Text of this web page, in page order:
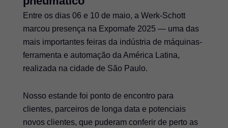
Entre os dias 06 e 10 de maio, a Werk-Schott
marcou presença na Expomafe 2025 — uma das
mais importantes feiras da indústria de máquinas-
ferramenta e automação da América Latina,
realizada na cidade de São Paulo.
Nosso estande foi ponto de encontro para
clientes, parceiros de longa data e potenciais
novos clientes, que puderam conferir de perto as